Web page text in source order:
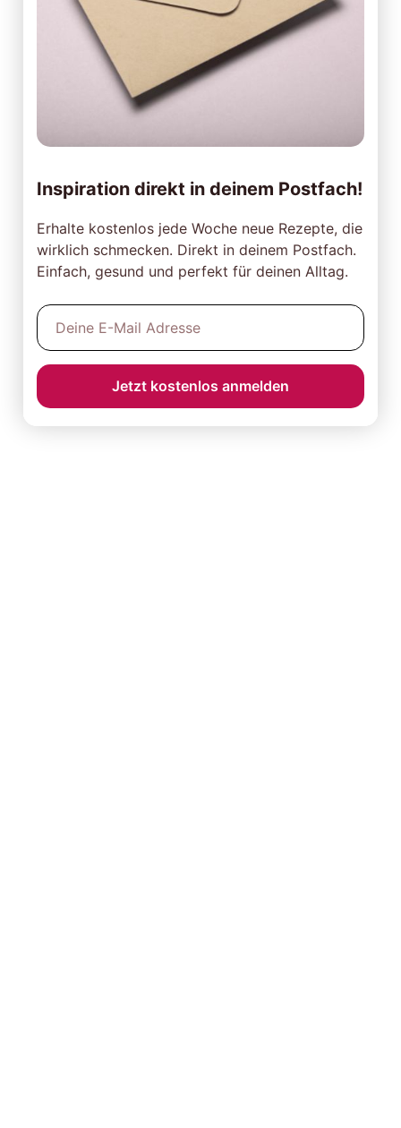
Inspiration direkt in deinem Postfach!
Erhalte kostenlos jede Woche neue Rezepte, die
wirklich schmecken. Direkt in deinem Postfach.
Einfach, gesund und perfekt für deinen Alltag.
Jetzt kostenlos anmelden